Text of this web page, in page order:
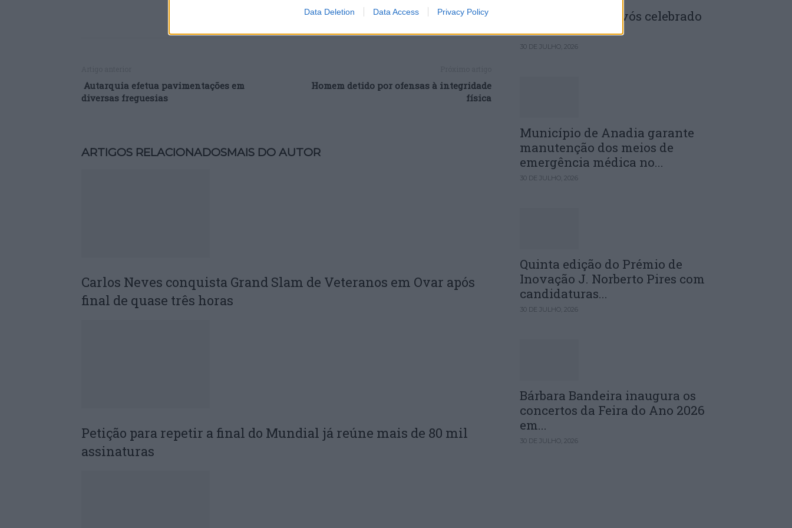
Data Deletion Data Access Privacy Policy
Autarquia efetua pavimentações em
diversas freguesias
Homem detido por ofensas à integridade
física
ARTIGOS RELACIONADOSMAIS DO AUTOR
Carlos Neves conquista Grand Slam de Veteranos em Ovar após
final de quase três horas
Petição para repetir a final do Mundial já reúne mais de 80 mil
assinaturas
Penela: Dia dos Avós celebrado
em comunidade
30 DE JULHO, 2026
Município de Anadia garante
manutenção dos meios de
emergência médica no...
30 DE JULHO, 2026
Quinta edição do Prémio de
Inovação J. Norberto Pires com
candidaturas...
30 DE JULHO, 2026
Bárbara Bandeira inaugura os
concertos da Feira do Ano 2026
em...
30 DE JULHO, 2026